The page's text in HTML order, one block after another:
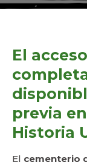
El
previa
Historia
El cementerio